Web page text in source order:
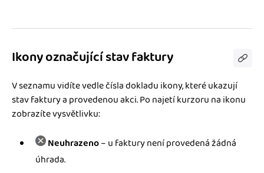
Ikony označující stav faktury
V seznamu vidíte vedle čísla dokladu ikony, které ukazují
stav faktury a provedenou akci. Po najetí kurzoru na ikonu
zobrazíte vysvětlivku:
Neuhrazeno– u faktury není provedená žádná
úhrada.